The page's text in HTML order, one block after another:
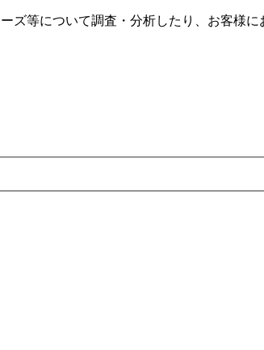
ズ等について調査・分析したり、お客様